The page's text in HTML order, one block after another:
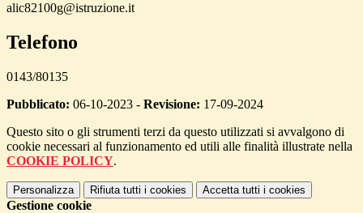
alic82100g@istruzione.it
Telefono
0143/80135
Pubblicato: 06-10-2023 - Revisione: 17-09-2024
Questo sito o gli strumenti terzi da questo utilizzati si avvalgono di
cookie necessari al funzionamento ed utili alle finalità illustrate nella
COOKIE POLICY.
Personalizza Rifiuta tutti i cookies Accetta tutti i cookies
Gestione cookie